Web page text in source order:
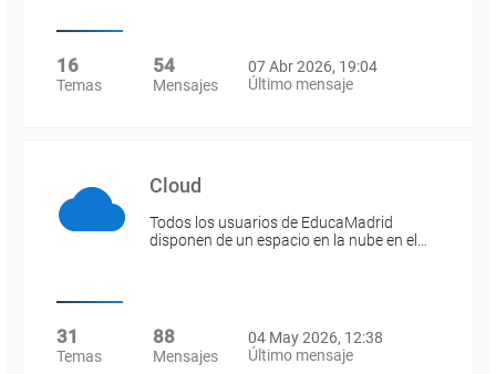
16
Temas
54
Mensajes
07 Abr 2026, 19:04
Último mensaje
Cloud
Todos los usuarios de EducaMadrid
disponen de un espacio en la nube en el…
31
Temas
88
Mensajes
04 May 2026, 12:38
Último mensaje